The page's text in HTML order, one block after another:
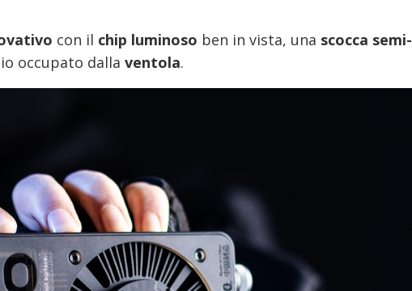
con il chip luminoso ben in vista, una scocca semi-
occupato dalla ventola.